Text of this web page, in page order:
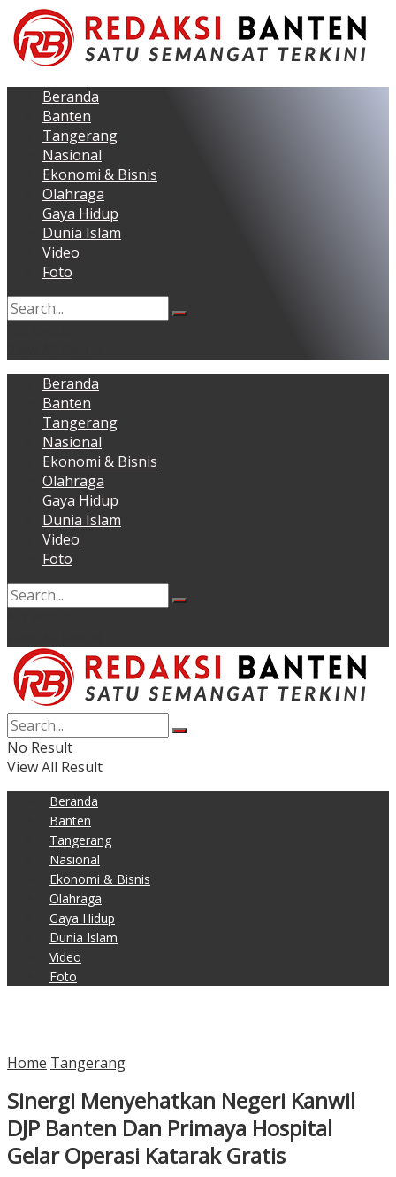
Beranda
Banten
Tangerang
Nasional
Ekonomi & Bisnis
Olahraga
Gaya Hidup
Dunia Islam
Video
Foto
Beranda
Banten
Tangerang
Nasional
Ekonomi & Bisnis
Olahraga
Gaya Hidup
Dunia Islam
Video
Foto
No Result
View All Result
Beranda
Banten
Tangerang
Nasional
Ekonomi & Bisnis
Olahraga
Gaya Hidup
Dunia Islam
Video
Foto
Home Tangerang
Sinergi Menyehatkan Negeri Kanwil
DJP Banten Dan Primaya Hospital
Gelar Operasi Katarak Gratis